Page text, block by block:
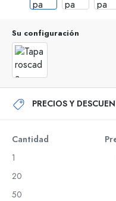
Su configuración
PRECIOS Y
Cantidad
1
20
50